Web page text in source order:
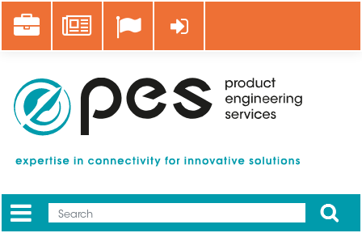
au
contenu
Career News Se connecter
Mobile
Apply